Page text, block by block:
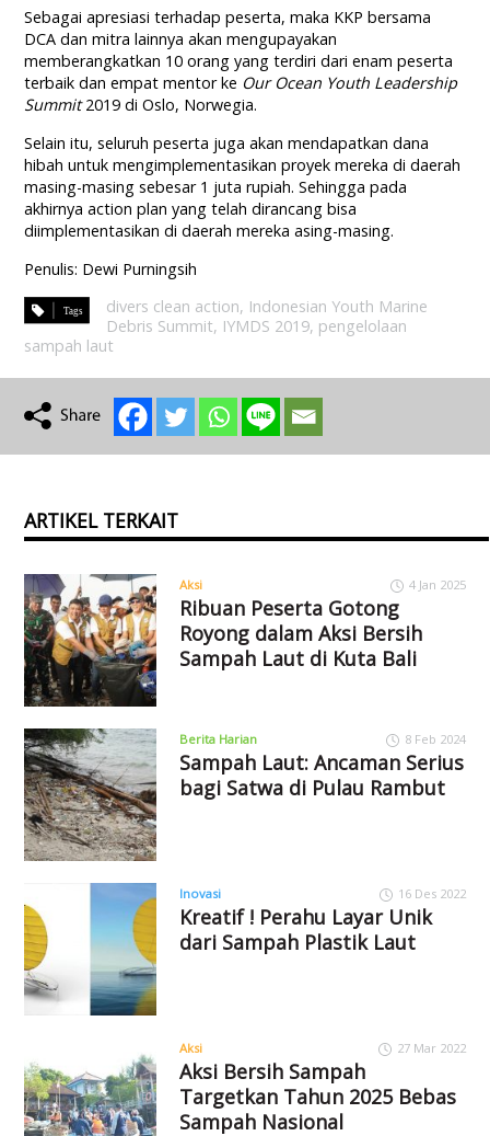
Sebagai apresiasi terhadap peserta, maka KKP bersama
DCA dan mitra lainnya akan mengupayakan
memberangkatkan 10 orang yang terdiri dari enam peserta
terbaik dan empat mentor ke Our Ocean Youth Leadership
Summit2019 di Oslo, Norwegia.
Selain itu, seluruh peserta juga akan mendapatkan dana
hibah untuk mengimplementasikan proyek mereka di daerah
masing-masing sebesar 1 juta rupiah. Sehingga pada
akhirnya action plan yang telah dirancang bisa
diimplementasikan di daerah mereka asing-masing.
Penulis: Dewi Purningsih
divers clean action, Indonesian Youth Marine
Debris Summit, IYMDS 2019, pengelolaan
sampah laut
ARTIKEL TERKAIT
Aksi 4 Jan 2025
Ribuan Peserta Gotong
Royong dalam Aksi Bersih
Sampah Laut di Kuta Bali
Berita Harian 8 Feb 2024
Sampah Laut: Ancaman Serius
bagi Satwa di Pulau Rambut
Inovasi 16 Des 2022
Kreatif ! Perahu Layar Unik
dari Sampah Plastik Laut
Aksi 27 Mar 2022
Aksi Bersih Sampah
Targetkan Tahun 2025 Bebas
Sampah Nasional